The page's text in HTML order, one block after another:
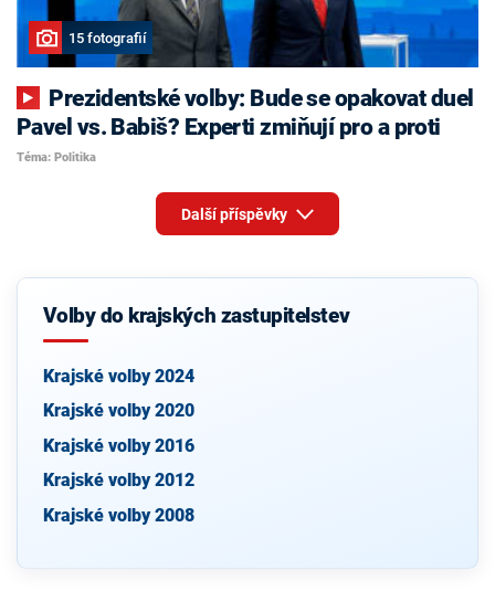
15 fotografií
Pavel vs. Babiš? Experti zmiňují pro a proti
Téma: Politika
Další příspěvky
Volby do krajských zastupitelstev
Krajské volby 2024
Krajské volby 2020
Krajské volby 2016
Krajské volby 2012
Krajské volby 2008